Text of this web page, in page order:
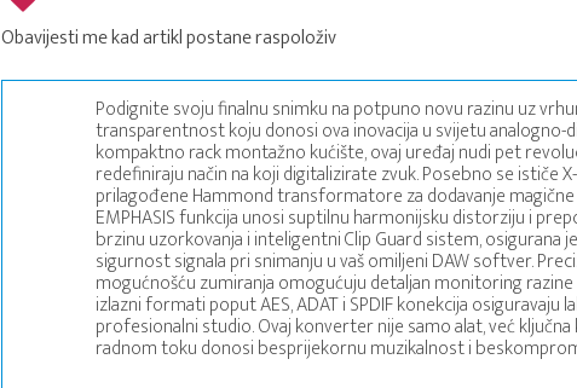
Obavijesti me kad artikl postane raspoloživ
Podignite svoju finalnu snimku na potpuno novu razinu uz
transparentnost koju donosi ova inovacija u svijetu analogno-
kompaktno rack montažno kućište, ovaj uređaj nudi pet
redefiniraju način na koji digitalizirate zvuk. Posebno se ističe
prilagođene Hammond transformatore za dodavanje
EMPHASIS funkcija unosi suptilnu harmonijsku distorziju i
brzinu uzorkovanja i inteligentni Clip Guard sistem, osigurana
sigurnost signala pri snimanju u vaš omiljeni DAW softver.
mogućnošću zumiranja omogućuju detaljan monitoring
izlazni formati poput AES, ADAT i SPDIF konekcija osiguravaju
profesionalni studio. Ovaj konverter nije samo alat, već
radnom toku donosi besprijekornu muzikalnost i